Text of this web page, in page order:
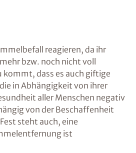
reagieren, da ihr
bzw. noch nicht voll
kommt, dass es auch giftige
in Abhängigkeit von ihrer
aller Menschen negativ
von der Beschaffenheit
steht auch, eine
ist